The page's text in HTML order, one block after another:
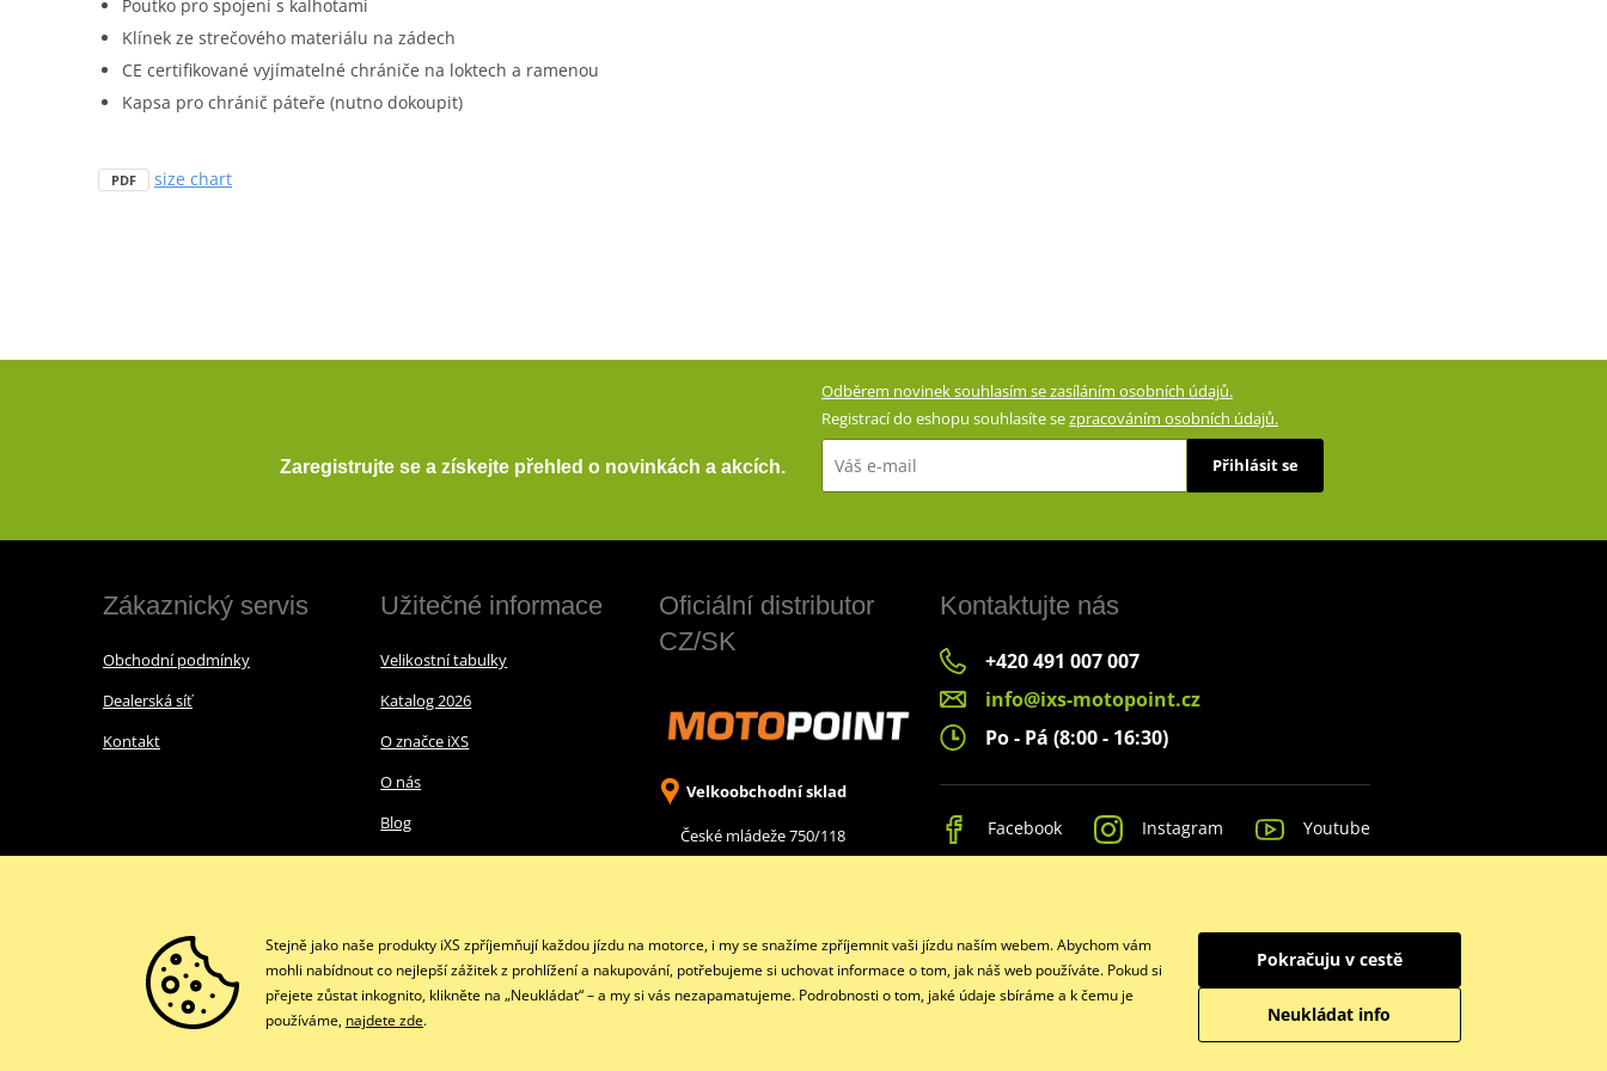
Poutko pro spojení s kalhotami
Klínek ze strečového materiálu na zádech
CE certifikované vyjímatelné chrániče na loktech a ramenou
Kapsa pro chránič páteře (nutno dokoupit)
PDF size chart
Zaregistrujte se a získejte přehled o novinkách a akcích.
Odběrem novinek souhlasím se zasíláním osobních údajů.
Registrací do eshopu souhlasíte sezpracováním osobních údajů.
Přihlásit se
Zákaznický servis
Obchodní podmínky
Dealerská síť
Kontakt
Užitečné informace
Velikostní tabulky
Katalog 2026
O značce iXS
O nás
Blog
Oficiální distributor
CZ/SK
Velkoobchodní sklad
České mládeže 750/118
Kontaktujte nás
+420 491 007 007
info@ixs-motopoint.cz
Po - Pá (8:00 - 16:30)
Facebook Instagram Youtube
Stejně jako naše produkty iXS zpříjemňují každou jízdu na motorce, i my se snažíme zpříjemnit vaši jízdu naším webem. Abychom vám
mohli nabídnout co nejlepší zážitek z prohlížení a nakupování, potřebujeme si uchovat informace o tom, jak náš web používáte. Pokud si
přejete zůstat inkognito, klikněte na „Neukládat“ – a my si vás nezapamatujeme. Podrobnosti o tom, jaké údaje sbíráme a k čemu je
používáme, najdete zde. Neukládat info
Pokračuju v cestě